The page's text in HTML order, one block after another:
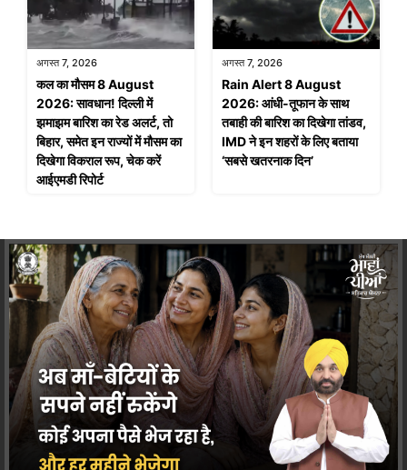
अगस्त 7, 2026
कल का मौसम 8 August
2026: सावधान! दिल्ली में
झमाझम बारिश का रेड अलर्ट, तो
बिहार, समेत इन राज्यों में मौसम का
दिखेगा विकराल रूप, चेक करें
आईएमडी रिपोर्ट
अगस्त 7, 2026
Rain Alert 8 August
2026: आंधी-तूफान के साथ
तबाही की बारिश का दिखेगा तांडव,
IMD ने इन शहरों के लिए बताया
‘सबसे खतरनाक दिन’